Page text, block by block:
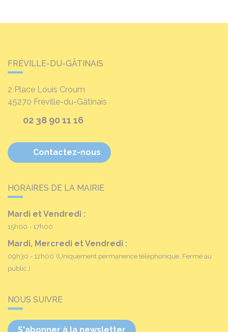
FRÉVILLE-DU-GÂTINAIS
2 Place Louis Croum
45270 Fréville-du-Gâtinais
02 38 90 11 16
Contactez-nous
HORAIRES DE LA MAIRIE
Mardi et Vendredi :
15h00 - 17h00
Mardi, Mercredi et Vendredi :
09h30 - 12h00 (Uniquement permanence téléphonique. Fermé au
public.)
NOUS SUIVRE
S'abonner à la newsletter